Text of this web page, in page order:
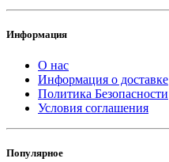
Информация
О нас
Информация о доставке
Политика Безопасности
Условия соглашения
Популярное